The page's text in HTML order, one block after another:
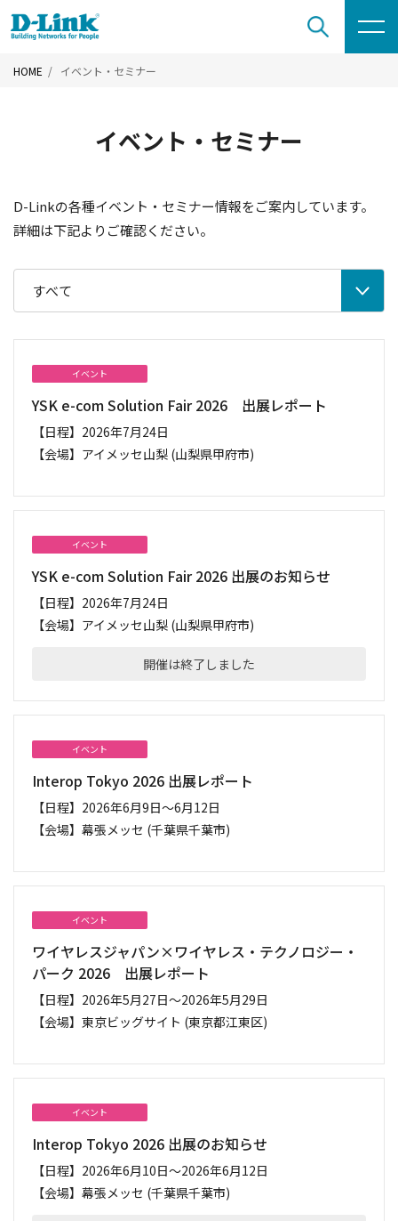
HOME イベント・セミナー
イベント・セミナー
D-Linkの各種イベント・セミナー情報をご案内しています。
詳細は下記よりご確認ください。
すべて
イベント
YSK e-com Solution Fair 2026 出展レポート
【日程】 2026年7月24日
【会場】 アイメッセ山梨 (山梨県甲府市)
イベント
YSK e-com Solution Fair 2026 出展のお知らせ
【日程】 2026年7月24日
【会場】 アイメッセ山梨 (山梨県甲府市)
開催は終了しました
イベント
Interop Tokyo 2026 出展レポート
【日程】 2026年6月9日～6月12日
【会場】 幕張メッセ (千葉県千葉市)
イベント
ワイヤレスジャパン×ワイヤレス・テクノロジー・
パーク 2026 出展レポート
【日程】 2026年5月27日～2026年5月29日
【会場】 東京ビッグサイト (東京都江東区)
イベント
Interop Tokyo 2026 出展のお知らせ
【日程】 2026年6月10日～2026年6月12日
【会場】 幕張メッセ (千葉県千葉市)